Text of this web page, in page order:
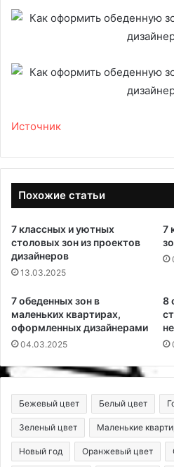
Источник
Похожие статьи
7 классных и уютных
столовых зон из проектов
дизайнеров
13.03.2025
7
7 обеденных зон в
маленьких квартирах,
оформленных дизайнерами
04.03.2025
8
Бежевый цвет Белый цвет
Зеленый цвет Маленькие
Новый год Оранжевый цвет